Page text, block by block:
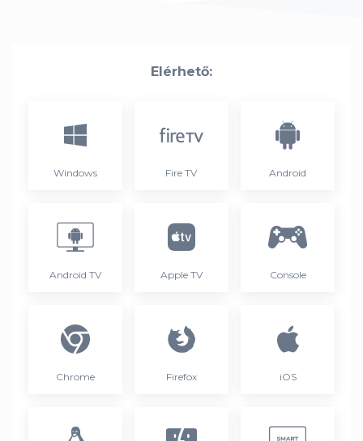
Elérhető:
Windows Fire TV Android
Android TV Apple TV Console
Chrome Firefox iOS